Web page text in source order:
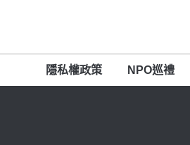
隱私權政策 NPO巡禮